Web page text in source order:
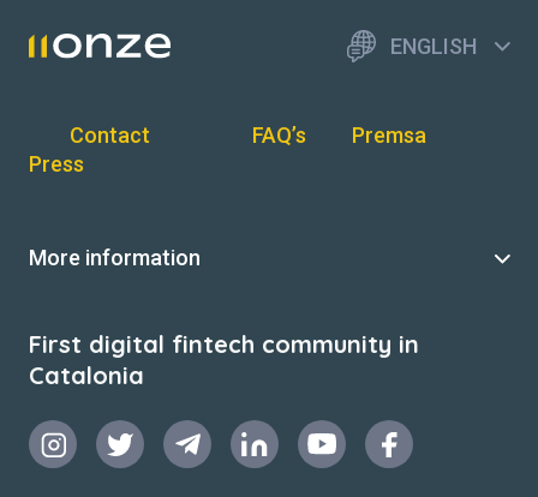
ENGLISH
Contact FAQ’s
Premsa
Press
More information
First digital fintech community in
Catalonia